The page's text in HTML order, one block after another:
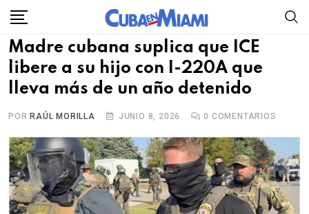
Skip
content
Madre cubana suplica que ICE
libere a su hijo con I-220A que
lleva más de un año detenido
POR RAÚL MORILLA JUNIO 8, 2026 0 COMENTARIOS